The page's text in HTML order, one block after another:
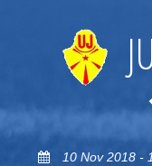
10 Nov 2018 -